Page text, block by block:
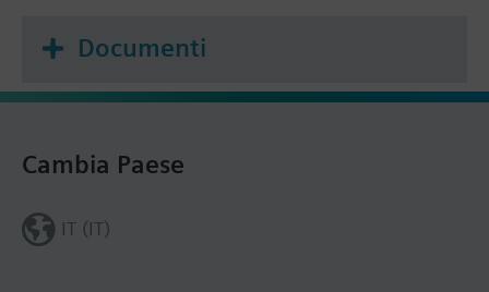
Documenti
Cambia Paese
IT (IT)